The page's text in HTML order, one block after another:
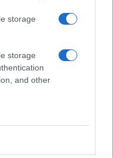
storage
storage
and other